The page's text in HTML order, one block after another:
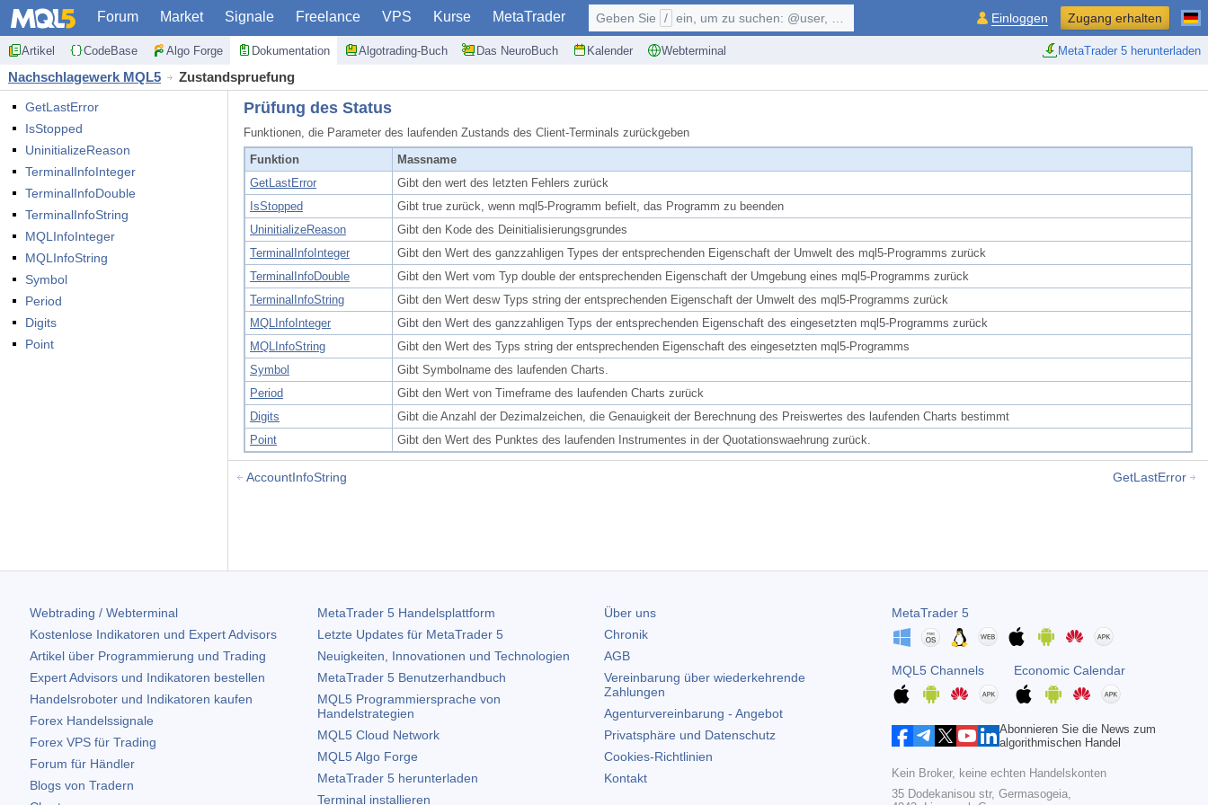
Forum Market Signale Freelance VPS Kurse MetaTrader
Artikel CodeBase Algo Forge Dokumentation Algotrading-Buch Das NeuroBuch Kalender Webterminal MetaTrader 5 herunterladen
Geben Sie / ein, um zu suchen: @user, $symbol, ... Einloggen Zugang erhalten
Nachschlagewerk MQL5 Zustandspruefung
GetLastError
IsStopped
UninitializeReason
TerminalInfoInteger
TerminalInfoDouble
TerminalInfoString
MQLInfoInteger
MQLInfoString
Symbol
Period
Digits
Point
Prüfung des Status
Funktionen, die Parameter des laufenden Zustands des Client-Terminals zurückgeben
Funktion
Massname
GetLastError
Gibt den wert des letzten Fehlers zurück
IsStopped
Gibt true zurück, wenn mql5-Programm befielt, das Programm zu beenden
UninitializeReason
Gibt den Kode des Deinitialisierungsgrundes
TerminalInfoInteger
Gibt den Wert des ganzzahligen Types der entsprechenden Eigenschaft der Umwelt des mql5-Programms zurück
TerminalInfoDouble
Gibt den Wert vom Typ double der entsprechenden Eigenschaft der Umgebung eines mql5-Programms zurück
TerminalInfoString
Gibt den Wert desw Typs string der entsprechenden Eigenschaft der Umwelt des mql5-Programms zurück
MQLInfoInteger
Gibt den Wert des ganzzahligen Typs der entsprechenden Eigenschaft des eingesetzten mql5-Programms zurück
MQLInfoString
Gibt den Wert des Typs string der entsprechenden Eigenschaft des eingesetzten mql5-Programms
Symbol
Gibt Symbolname des laufenden Charts.
Period
Gibt den Wert von Timeframe des laufenden Charts zurück
Digits
Gibt die Anzahl der Dezimalzeichen, die Genauigkeit der Berechnung des Preiswertes des laufenden Charts bestimmt
Point
Gibt den Wert des Punktes des laufenden Instrumentes in der Quotationswaehrung zurück.
AccountInfoString GetLastError
Webtrading / Webterminal
Kostenlose Indikatoren und Expert Advisors
Artikel über Programmierung und Trading
Expert Advisors und Indikatoren bestellen
Handelsroboter und Indikatoren kaufen
Forex Handelssignale
Forex VPS für Trading
Forum für Händler
Blogs von Tradern
MetaTrader 5Handelsplattform
Letzte Updates für MetaTrader 5
Neuigkeiten, Innovationen und Technologien
MetaTrader 5Benutzerhandbuch
MQL5 Programmiersprache von
Handelstrategien
MQL5 Cloud Network
MQL5 Algo Forge
MetaTrader 5herunterladen
Terminal installieren
Über uns
Chronik
AGB
Vereinbarung über wiederkehrende
Zahlungen
Agenturvereinbarung - Angebot
Privatsphäre und Datenschutz
Cookies-Richtlinien
Kontakt
MetaTrader 5
MQL5 Channels Economic Calendar
Abonnieren Sie die News zum
algorithmischen Handel
Kein Broker, keine echten Handelskonten
35 Dodekanisou str, Germasogeia,